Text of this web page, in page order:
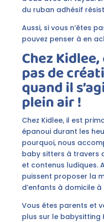
du ruban adhésif
Aussi, si vous n’êtes
pouvez penser à en
Chez
pas de
quand il
plein air !
Chez Kidlee, il est
épanoui durant les
pourquoi, nous
baby sitters à travers
et contenus ludiques.
puissent proposer la
d’enfants à domicile
Vous êtes parents et
plus sur le babysitting